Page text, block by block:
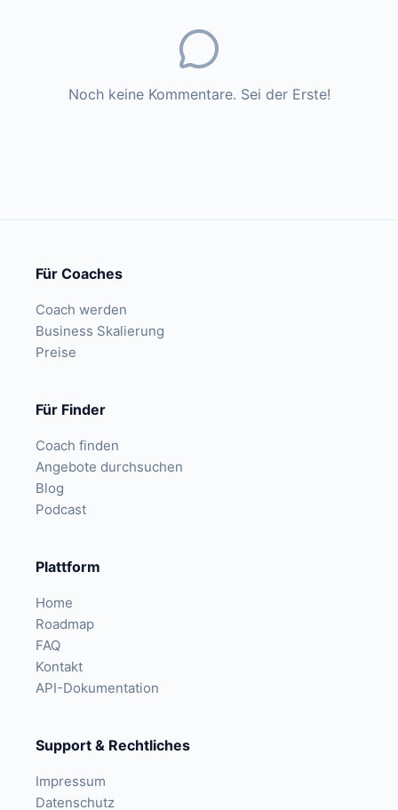
Noch keine Kommentare. Sei der Erste!
Für Coaches
Coach werden
Business Skalierung
Preise
Für Finder
Coach finden
Angebote durchsuchen
Blog
Podcast
Plattform
Home
Roadmap
FAQ
Kontakt
API-Dokumentation
Support & Rechtliches
Impressum
Datenschutz